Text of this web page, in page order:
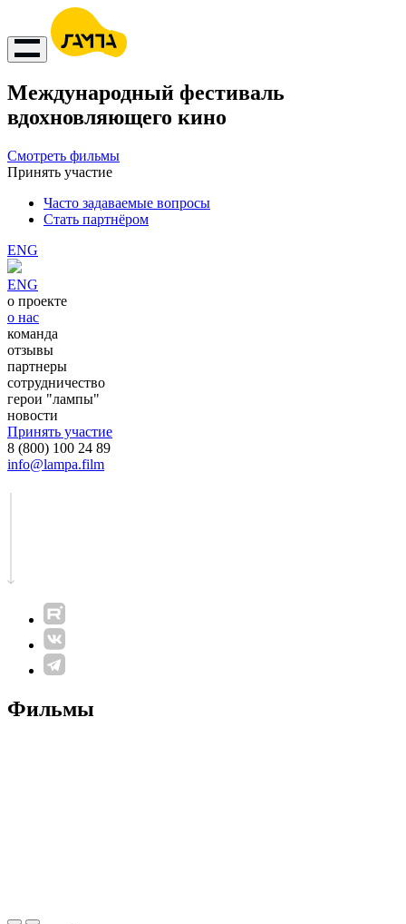
Международный фестиваль
вдохновляющего кино
Смотреть фильмы
Принять участие
Часто задаваемые вопросы
Стать партнёром
ENG
ENG
о проекте
о нас
команда
отзывы
партнеры
сотрудничество
герои "лампы"
новости
Принять участие
8 (800) 100 24 89
info@lampa.film
Фильмы